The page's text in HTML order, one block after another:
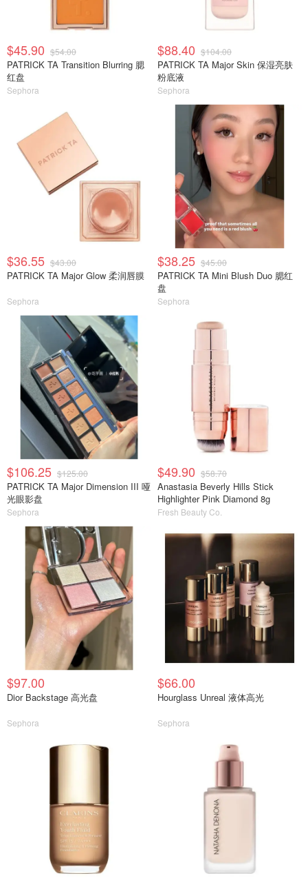
$45.90 $54.00
PATRICK TA Transition Blurring 腮
红盘
Sephora
$88.40 $104.00
PATRICK TA Major Skin 保湿亮肤
粉底液
Sephora
$36.55 $43.00
PATRICK TA Major Glow 柔润唇膜
Sephora
$38.25 $45.00
PATRICK TA Mini Blush Duo 腮红
盘
Sephora
$106.25 $125.00
PATRICK TA Major Dimension III 哑
光眼影盘
Sephora
$49.90 $58.70
Anastasia Beverly Hills Stick
Highlighter Pink Diamond 8g
Fresh Beauty Co.
$97.00
Dior Backstage 高光盘
Sephora
$66.00
Hourglass Unreal 液体高光
Sephora